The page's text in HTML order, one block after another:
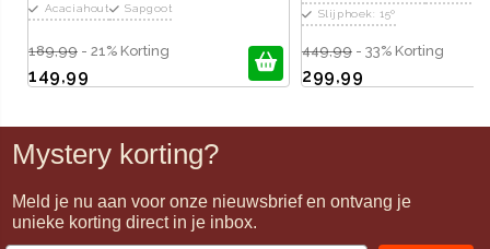
Acaciahout Sapgoot
189,99 - 21% Korting
149,99
Slijphoek: 15º
449,99 - 33% Korting
299,99
Mystery korting?
Meld je nu aan voor onze nieuwsbrief en ontvang je
unieke korting direct in je inbox.